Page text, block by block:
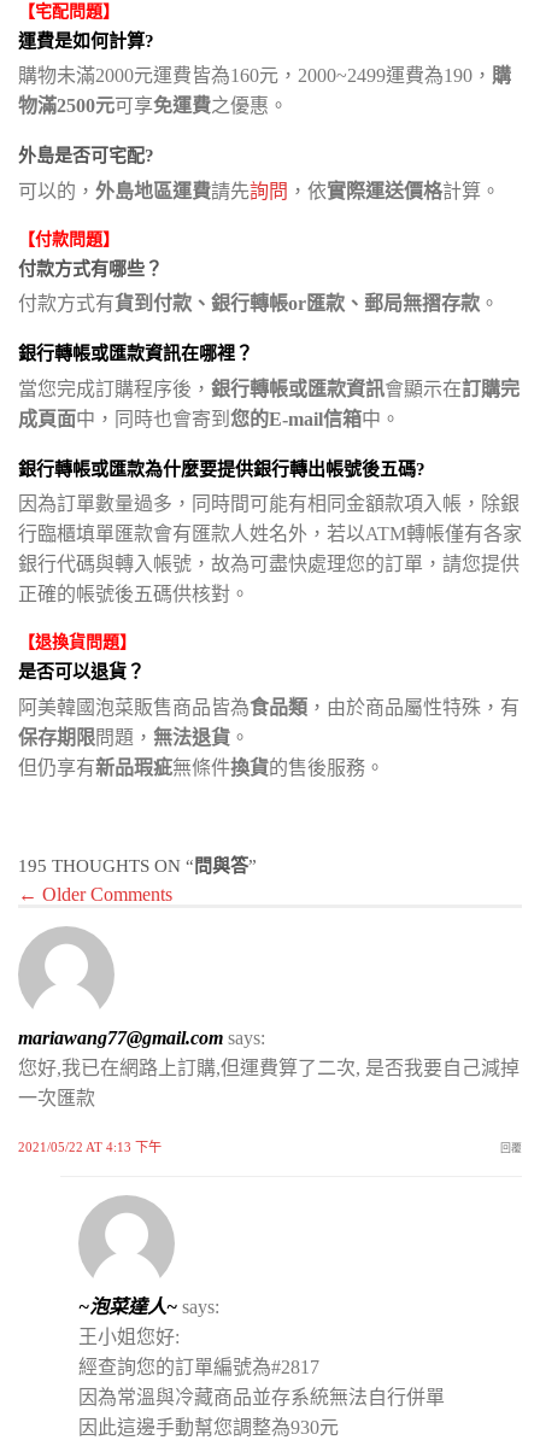
【宅配問題】
運費是如何計算?
購物未滿2000元運費皆為160元，2000~2499運費為190， 購
物滿2500元可享免運費之優惠。
外島是否可宅配?
可以的， 外島地區運費請先詢問 ，依實際運送價格計算。
【付款問題】
付款方式有哪些？
付款方式有貨到付款、銀行轉帳or匯款、郵局無摺存款 。
銀行轉帳或匯款資訊在哪裡？
當您完成訂購程序後， 銀行轉帳或匯款資訊會顯示在訂購完
成頁面中，同時也會寄到 您的E-mail信箱中。
銀行轉帳或匯款為什麼要提供銀行轉出帳號後五碼?
因為訂單數量過多，同時間可能有相同金額款項入帳，除銀
行臨櫃填單匯款會有匯款人姓名外，若以ATM轉帳僅有各家
銀行代碼與轉入帳號，故為可盡快處理您的訂單，請您提供
正確的帳號後五碼供核對。
【退換貨問題】
是否可以退貨？
阿美韓國泡菜販售商品皆為食品類 ，由於商品屬性特殊，有
保存期限問題， 無法退貨 。
但仍享有新品瑕疵無條件換貨的售後服務。
195 THOUGHTS ON “ 問與答”
← Older Comments
mariawang77@gmail.com says:
您好,我已在網路上訂購,但運費算了二次, 是否我要自己減掉
一次匯款
2021/05/22 AT 4:13 下午 回覆
~泡菜達人~ says:
王小姐您好:
經查詢您的訂單編號為#2817
因為常溫與冷藏商品並存系統無法自行併單
因此這邊手動幫您調整為930元